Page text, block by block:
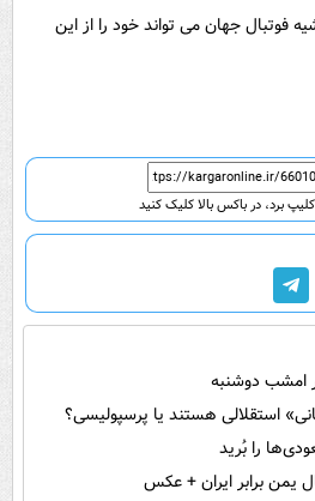
فوتبال جهان می تواند خود را از این
برد، در باکس بالا کلیک کنید
امشب دوشنبه
استقلالی هستند یا پرسپولیسی؟
را بُرید
یمن برابر ایران + عکس